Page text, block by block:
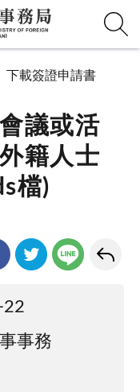
下載簽證申請書
議或活
籍人士
檔)
22
事務